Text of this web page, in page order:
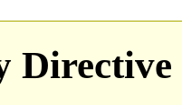
Directive